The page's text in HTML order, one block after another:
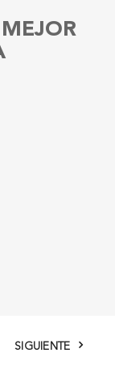
MEJOR
SIGUIENTE